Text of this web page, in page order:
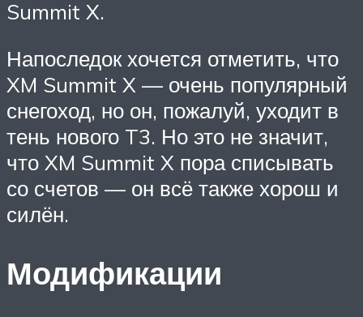
Summit X.
Напоследок хочется отметить, что
XM Summit X — очень популярный
снегоход, но он, пожалуй, уходит в
тень нового T3. Но это не значит,
что XM Summit X пора списывать
со счетов — он всё также хорош и
силён.
Модификации